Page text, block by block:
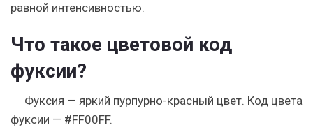
равной интенсивностью.
Что такое цветовой код
фуксии?
Фуксия — яркий пурпурно-красный цвет. Код цвета
фуксии — #FF00FF.